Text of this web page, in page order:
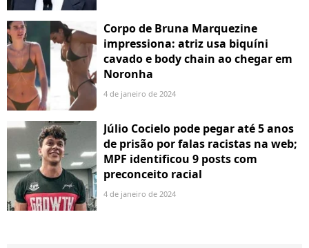
Corpo de Bruna Marquezine
impressiona: atriz usa biquíni
cavado e body chain ao chegar em
Noronha
4 de janeiro de 2024
Júlio Cocielo pode pegar até 5 anos
de prisão por falas racistas na web;
MPF identificou 9 posts com
preconceito racial
4 de janeiro de 2024